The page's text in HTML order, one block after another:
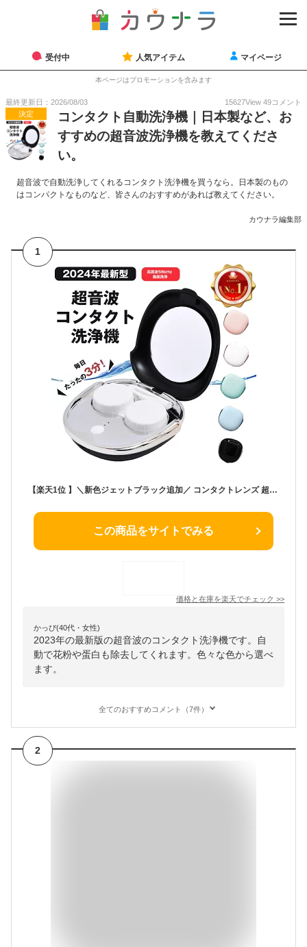
受付中 人気アイテム マイページ
本ページはプロモーションを含みます
最終更新日：2026/08/03 15627View 49コメント
決定
コンタクト自動洗浄機｜日本製など、お
すすめの超音波洗浄機を教えてくださ
い。
超音波で自動洗浄してくれるコンタクト洗浄機を買うなら。日本製のもの
はコンパクトなものなど、皆さんのおすすめがあれば教えてください。
カウナラ編集部
1
【楽天1位 】＼新色ジェットブラック追加／ コンタクトレンズ 超音波洗浄機 コンタクト 洗浄器 超音波 洗浄機 超音波コンタクトレンズ洗浄機 コンタクト洗浄機 花粉除去 蛋白除去 ソフト ハード カラコン 対応 充電式 旅行 出張 送料無料
この商品をサイトでみる
価格と在庫を楽天でチェック >>
かっぴ(40代・女性)
2023年の最新版の超音波のコンタクト洗浄機です。自
動で花粉や蛋白も除去してくれます。色々な色から選べ
ます。
全てのおすすめコメント（7件）
2